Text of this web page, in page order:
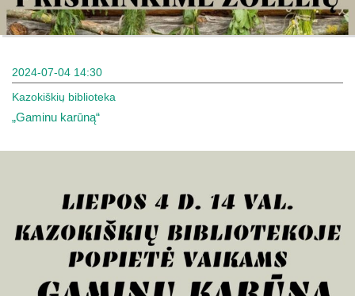
2024-07-04 14:30
Kazokiškių biblioteka
„Gaminu karūną“